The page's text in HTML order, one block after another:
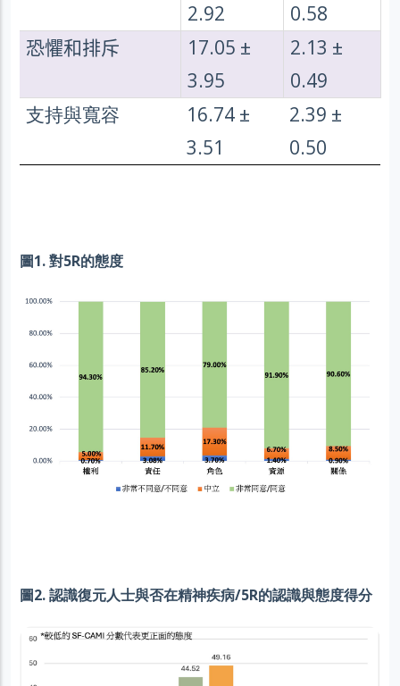
2.92
0.58
恐懼和排斥
17.05 ±
3.95
2.13 ±
0.49
支持與寬容
16.74 ±
3.51
2.39 ±
0.50
圖1. 對5R的態度
圖2. 認識復元人士與否在精神疾病/5R的認識與態度得分